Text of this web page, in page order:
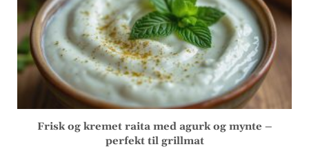
Frisk og kremet raita med agurk og mynte –
perfekt til grillmat